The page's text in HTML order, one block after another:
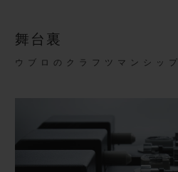
舞台裏
ウブロのクラフツマンシップ